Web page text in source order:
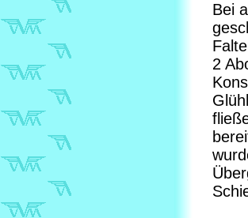
Bei
2